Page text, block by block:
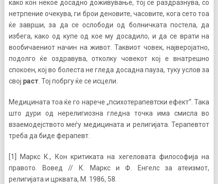
како кон некое досадно доживување, тој се раздразнува, со
нетрпение очекува, ги брои деновите, часовите, кога сето тоа
ќе заврши, за да се ослободи од болничката постела, да
избега, како од купе од кое му досадило, и да се врати на
вообичаениот начин на живот. Таквиот човек, најверојатно,
подолго ќе оздравува, отколку човекот кој е внатрешно
спокоен, кој во болеста не гледа досадна пауза, туку услов за
свој раст. Тој побргу ќе се исцели.
Медицината тоа ќе го нарече „психотерапевтски ефект“. Така
што дури од нерелигиозна гледна точка има смисла во
взаемодејството меѓу медицината и религијата. Терапевтот
треба да биде ферапевт.
[1] Маркс К., Кон критиката на хегеловата философија на
правото. Вовед // К. Маркс и Ф. Енгелс за атеизмот,
религијата и црквата, М. 1986, 58.